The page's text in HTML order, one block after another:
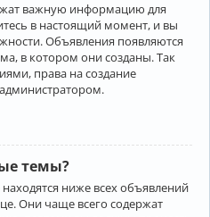
важную информацию для
в настоящий момент, и вы
Объявления появляются
в котором они созданы. Так
права на создание
темы?
ниже всех объявлений
Они чаще всего содержат